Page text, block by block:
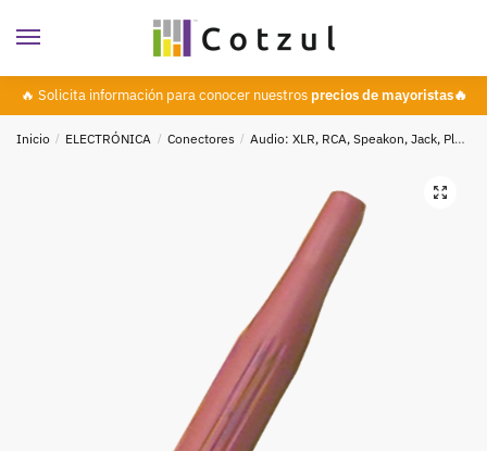
🔥 Solicita información para conocer nuestros precios de mayoristas🔥
Inicio / ELECTRÓNICA / Conectores / Audio: XLR, RCA, Speakon, Jack, Plug
🔍